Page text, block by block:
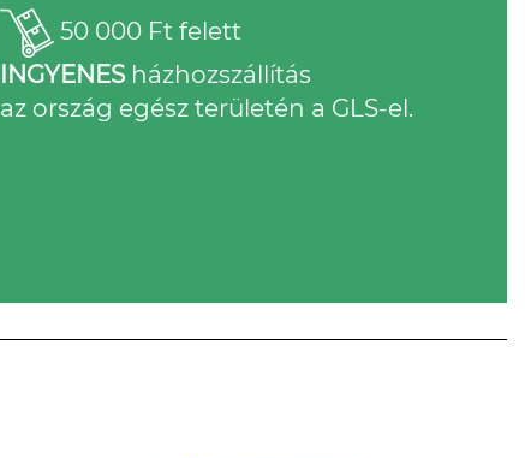
50 000 Ft felett
INGYENESházhozszállítás
az ország egész területén a GLS-el.